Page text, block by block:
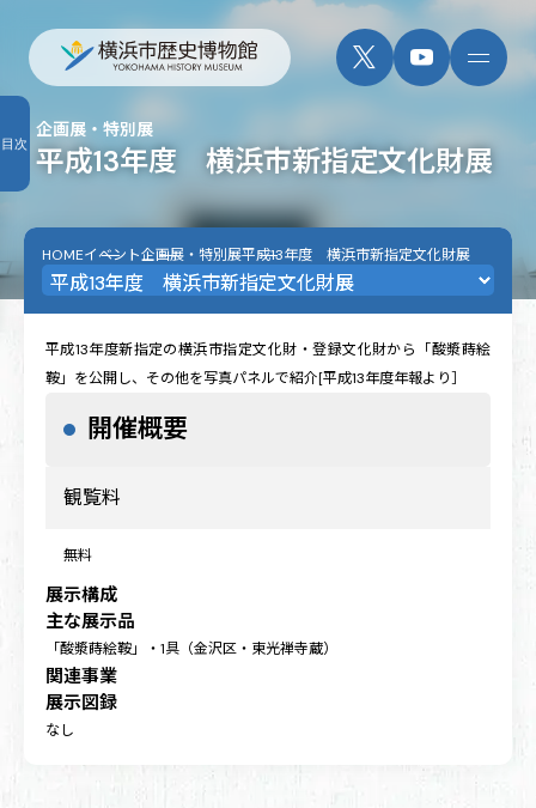
平成13年度 横浜市新指定文化財展
企画展・特別展
HOMEイベント企画展・特別展平成13年度 横浜市新指定文化財展
平成13年度新指定の横浜市指定文化財・登録文化財から「酸漿蒔絵
鞍」を公開し、その他を写真パネルで紹介[平成13年度年報より］
開催概要
観覧料
無料
展示構成
主な展示品
「酸漿蒔絵鞍」・1具（金沢区・東光禅寺蔵）
関連事業
展示図録
なし
目次